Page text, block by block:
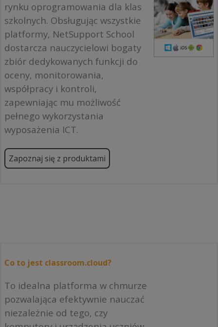
rynku oprogramowania dla klas
szkolnych. Obsługując wszystkie
platformy, NetSupport School
dostarcza nauczycielowi bogaty
zbiór dedykowanych funkcji do
oceny, monitorowania,
współpracy i kontroli,
zapewniając mu możliwość
pełnego wykorzystania
wyposażenia ICT.
Zapoznaj się z produktami
Co to jest classroom.cloud?
To idealna platforma w chmurze
pozwalająca efektywnie nauczać
niezależnie od tego, czy